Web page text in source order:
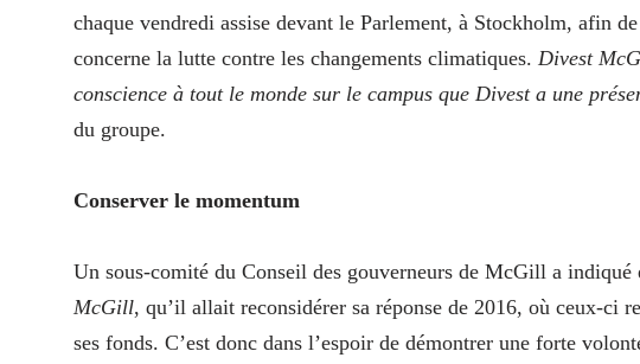
chaque vendredi assise devant le Parlement, à Stockholm, afin
concerne la lutte contre les changements climatiques. Divest
conscience à tout le monde sur le campus que Divest a une
du groupe.
Conserver le momentum
Un sous-comité du Conseil des gouverneurs de McGill a
McGill, qu’il allait reconsidérer sa réponse de 2016, où ceux-ci
ses fonds. C’est donc dans l’espoir de démontrer une forte